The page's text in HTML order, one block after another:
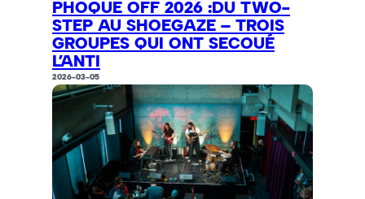
PHOQUE OFF 2026 :DU TWO-
STEP AU SHOEGAZE – TROIS
GROUPES QUI ONT SECOUÉ
L’ANTI
2026-03-05